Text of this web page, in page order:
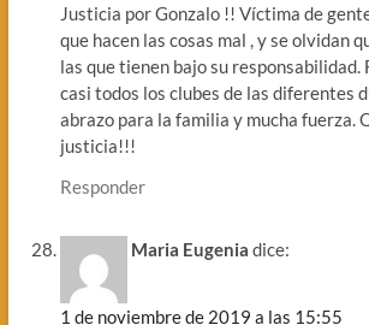
Justicia por Gonzalo !! Víctima de
que hacen las cosas mal , y se olvidan
las que tienen bajo su responsabilidad.
casi todos los clubes de las diferentes
abrazo para la familia y mucha fuerza.
justicia!!!
Responder
Maria Eugenia dice:
1 de noviembre de 2019 a las 15:55